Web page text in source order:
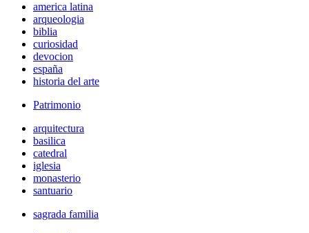
america latina
arqueologia
biblia
curiosidad
devocion
españa
historia del arte
Patrimonio
arquitectura
basilica
catedral
iglesia
monasterio
santuario
sagrada familia